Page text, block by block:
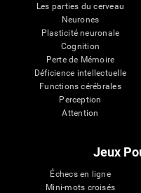
Les parties du cerveau
Neurones
Plasticité neuronale
Cognition
Perte de Mémoire
Déficience intellectuelle
Functions cérébrales
Perception
Attention
Jeux
Échecs en ligne
Mini-mots croisés